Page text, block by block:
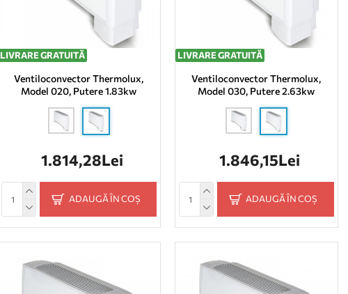
LIVRARE GRATUITĂ
Ventiloconvector Thermolux,
Model 020, Putere 1.83kw
1.814,28Lei
ADAUGĂ ÎN COȘ
LIVRARE GRATUITĂ
Ventiloconvector Thermolux,
Model 030, Putere 2.63kw
1.846,15Lei
ADAUGĂ ÎN COȘ